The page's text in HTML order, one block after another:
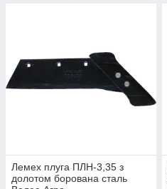
Лемех плуга ПЛН-3,35 з
долотом борована сталь